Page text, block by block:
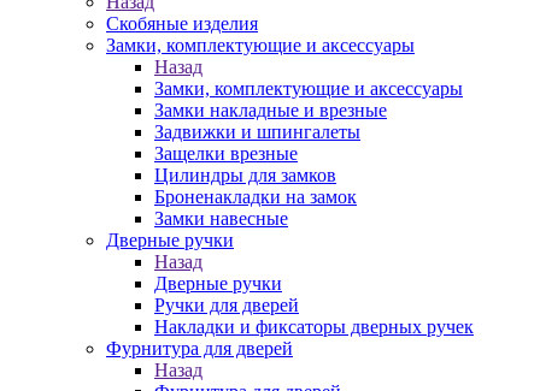
Скобяные изделия
Замки, комплектующие и аксессуары
Назад
Замки, комплектующие и аксессуары
Замки накладные и врезные
Задвижки и шпингалеты
Защелки врезные
Цилиндры для замков
Броненакладки на замок
Замки навесные
Дверные ручки
Назад
Дверные ручки
Ручки для дверей
Накладки и фиксаторы дверных ручек
Фурнитура для дверей
Назад